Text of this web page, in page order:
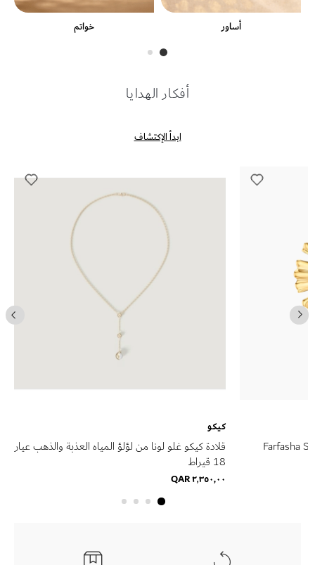
أساور خواتم
أفكار الهدايا
ابدأ الإكتشاف
كيكو
قلادة كيكو غلو لونا من لؤلؤ المياه العذبة والذهب عيار
18 قيراط
٢٬٣٥٠٫٠٠ QAR
Farfasha